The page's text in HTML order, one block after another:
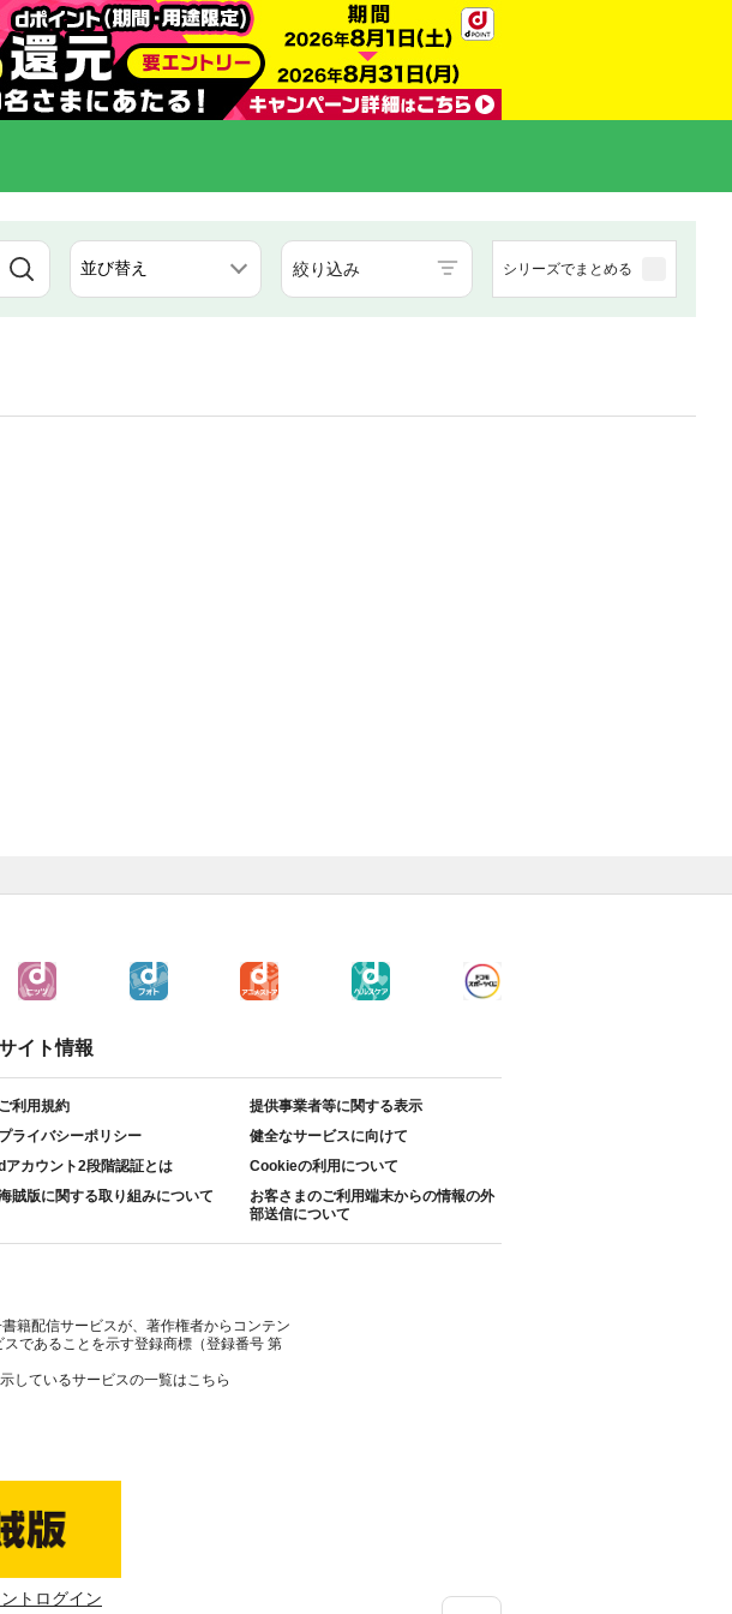
絞り込み シリーズでまとめる
イト情報
ご利用規約
提供事業者等に関する表示
プライバシーポリシー
健全なサービスに向けて
アカウント2段階認証とは
Cookieの利用について
賊版に関する取り組みについて
お客さまのご利用端末からの情報の外
部送信について
籍配信サービスが、著作権者からコンテン
であることを示す登録商標（登録番号 第
しているサービスの一覧はこちら
トログイン